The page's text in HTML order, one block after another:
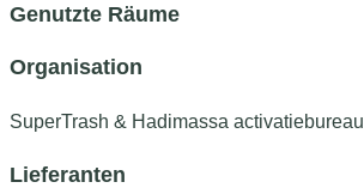
Genutzte Räume
Organisation
SuperTrash & Hadimassa activatiebureau
Lieferanten